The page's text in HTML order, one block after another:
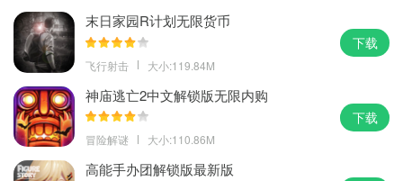
末日家园R计划无限货币
飞行射击 大小:119.84M
下载
神庙逃亡2中文解锁版无限内购
冒险解谜 大小:110.86M
下载
高能手办团解锁版最新版